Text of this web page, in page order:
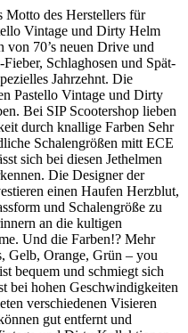
Motto des Herstellers für
Vintage und Dirty Helm
70’s neuen Drive und
Schlaghosen und Spät-
Jahrzehnt. Die
Pastello Vintage und Dirty
Bei SIP Scootershop lieben
durch knallige Farben Sehr
Schalengrößen mitt ECE
sich bei diesen Jethelmen
Die Designer der
einen Haufen Herzblut,
und Schalengröße zu
an die kultigen
Und die Farben!? Mehr
Gelb, Orange, Grün – you
bequem und schmiegt sich
bei hohen Geschwindigkeiten
verschiedenen Visieren
gut entfernt und